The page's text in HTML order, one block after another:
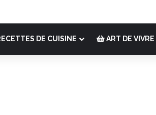
DE CUISINE ART DE VIVRE